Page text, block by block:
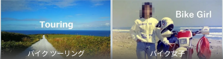
バイク ツーリング バイク女子